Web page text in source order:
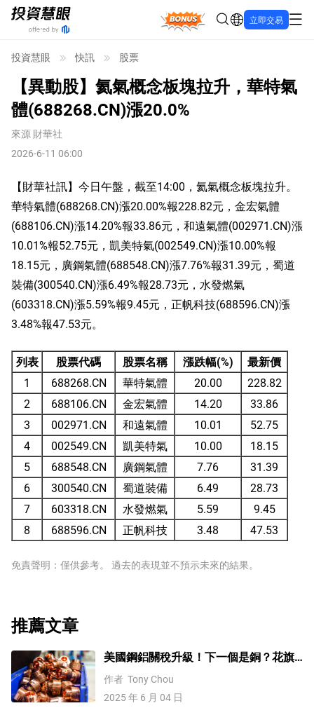
Bonus 立即交易
投資慧眼 快訊 股票
【異動股】氦氣概念板塊拉升，華特氣
體(688268.CN)漲20.0%
來源 財華社
2026-6-11 06:00
【財華社訊】今日午盤，截至14:00，氦氣概念板塊拉升。
華特氣體(688268.CN)漲20.00%報228.82元，金宏氣體
(688106.CN)漲14.20%報33.86元，和遠氣體(002971.CN)漲
10.01%報52.75元，凱美特氣(002549.CN)漲10.00%報
18.15元，廣鋼氣體(688548.CN)漲7.76%報31.39元，蜀道
裝備(300540.CN)漲6.49%報28.73元，水發燃氣
(603318.CN)漲5.59%報9.45元，正帆科技(688596.CN)漲
3.48%報47.53元。
列表 股票代碼 股票名稱 漲跌幅(%)
最新價
1
688268.CN 華特氣體 20.00
228.82
2
688106.CN 金宏氣體 14.20
33.86
3
002971.CN 和遠氣體 10.01
52.75
4
002549.CN 凱美特氣 10.00
18.15
5
688548.CN 廣鋼氣體 7.76
31.39
6
300540.CN 蜀道裝備 6.49
28.73
7
603318.CN 水發燃氣 5.59
9.45
8
688596.CN 正帆科技 3.48 47.53
免責聲明：僅供參考。 過去的表現並不預示未來的結果。
推薦文章
美國鋼鋁關稅升級！下一個是銅？花旗
這樣說
作者 Tony Chou
2025 年 6 月 04 日